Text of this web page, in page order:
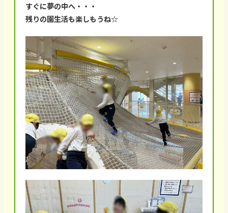
すぐに夢の中へ・・・
残りの園生活も楽しもうね☆